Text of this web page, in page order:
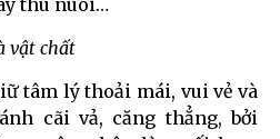
thú nuôi…
vật chất
tâm lý thoải mái, vui vẻ và
cãi vả, căng thẳng, bởi